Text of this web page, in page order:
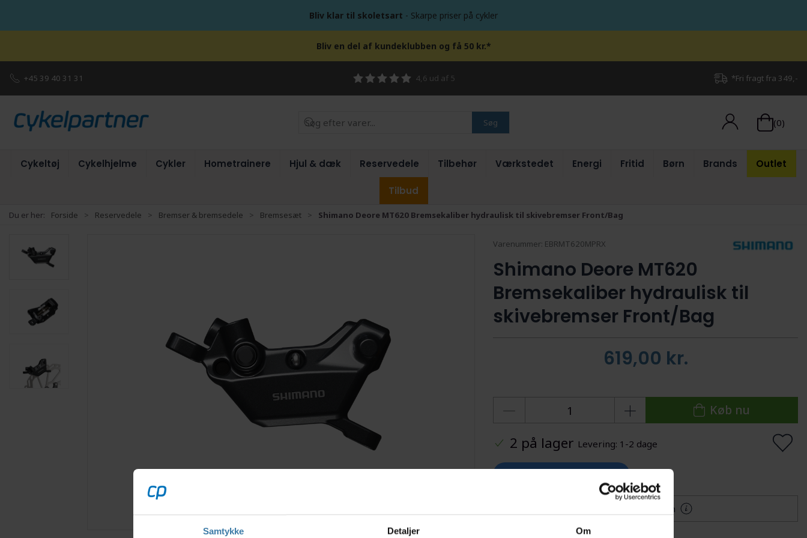
Samtykke Detaljer Om
Bliv klar til skoletsart - Skarpe priser på cykler
Bliv en del af kundeklubben og få 50 kr.*
+45 39 40 31 31 4,6 ud af 5 *Fri fragt fra 349,-
Søg (0)
Cykeltøj Cykelhjelme Cykler Hometrainere Hjul & dæk Reservedele Tilbehør Værkstedet Energi Fritid Børn Brands Outlet
Tilbud
Du er her: Forside Reservedele Bremser & bremsedele Bremsesæt Shimano Deore MT620 Bremsekaliber hydraulisk til skivebremser Front/Bag
Varenummer: EBRMT620MPRX
Shimano Deore MT620
Bremsekaliber hydraulisk til
skivebremser Front/Bag
619,00 kr.
Køb nu
2 på lager Levering: 1-2 dage
Mere information